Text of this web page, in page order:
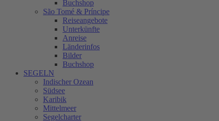
Buchshop
São Tomé & Príncipe
Reiseangebote
Unterkünfte
Anreise
Länderinfos
Bilder
Buchshop
SEGELN
Indischer Ozean
Südsee
Karibik
Mittelmeer
Segelcharter